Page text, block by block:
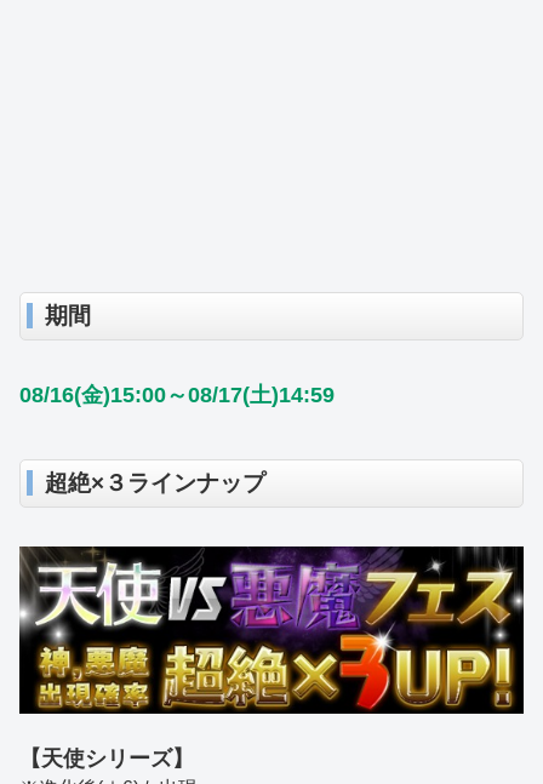
期間
08/16(金)15:00～08/17(土)14:59
超絶×３ラインナップ
【天使シリーズ】